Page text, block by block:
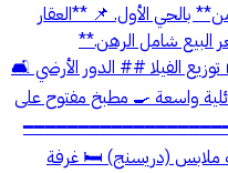
بالحي الأول. 📌 **العقار
البيع شامل الرهن.**
الفيلا ## الدور الأرضي 🛋️
واسعة 🍳 مطبخ مفتوح على
━━━━━━━━━━━━━━━━━━━━
ملابس (دريسنج) 🛏️ غرفة